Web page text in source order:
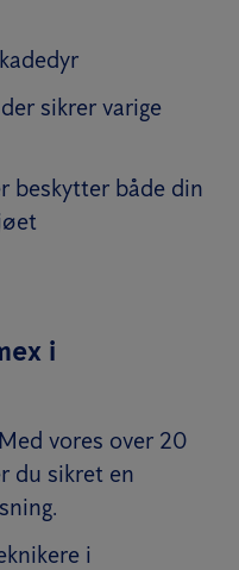
sikrer varige
beskytter både din
i
vores over 20
du sikret en
i